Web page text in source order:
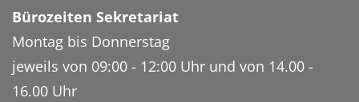
Bürozeiten Sekretariat
Montag bis Donnerstag
jeweils von 09:00 - 12:00 Uhr und von 14.00 -
16.00 Uhr